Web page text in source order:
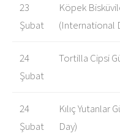
23
Şubat
Köpek
(International
24
Şubat
Tortilla Cipsi
24
Şubat
Kılıç
Day)